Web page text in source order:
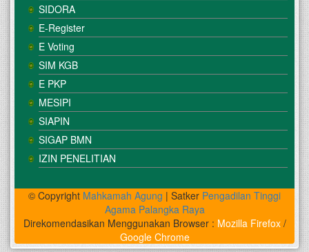
SIDORA
E-Register
E Voting
SIM KGB
E PKP
MESIPI
SIAPIN
SIGAP BMN
IZIN PENELITIAN
© Copyright Mahkamah Agung | Satker Pengadilan Tinggi
Agama Palangka Raya
Direkomendasikan Menggunakan Browser : Mozilla Firefox/
Google Chrome